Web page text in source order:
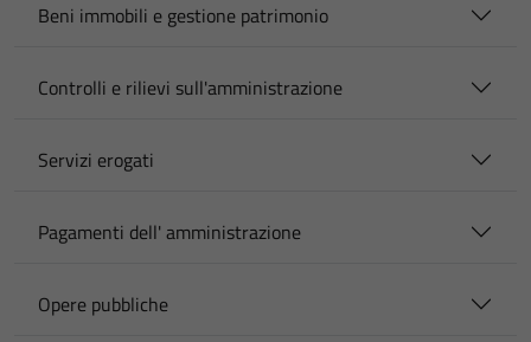
Beni immobili e gestione patrimonio
Controlli e rilievi sull'amministrazione
Servizi erogati
Pagamenti dell' amministrazione
Opere pubbliche